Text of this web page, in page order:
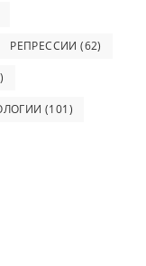
РЕПРЕССИИ (62)
(101)